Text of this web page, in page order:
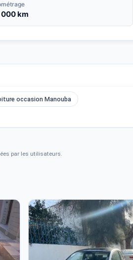
000 km
occasion Manouba
par les utilisateurs.